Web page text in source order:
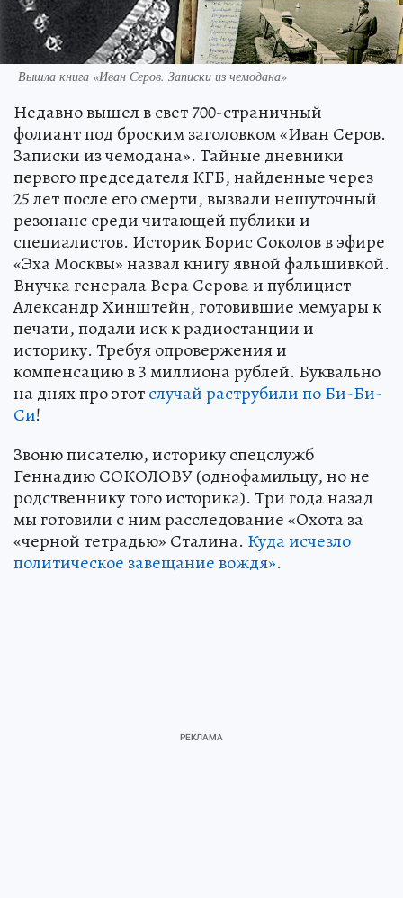
Вышла книга «Иван Серов. Записки из чемодана»
Недавно вышел в свет 700-страничный
фолиант под броским заголовком «Иван Серов.
Записки из чемодана». Тайные дневники
первого председателя КГБ, найденные через
25 лет после его смерти, вызвали нешуточный
резонанс среди читающей публики и
специалистов. Историк Борис Соколов в эфире
«Эха Москвы» назвал книгу явной фальшивкой.
Внучка генерала Вера Серова и публицист
Александр Хинштейн, готовившие мемуары к
печати, подали иск к радиостанции и
историку. Требуя опровержения и
компенсацию в 3 миллиона рублей. Буквально
на днях про этотслучай раструбили по Би-Би-
Си!
Звоню писателю, историку спецслужб
Геннадию СОКОЛОВУ (однофамильцу, но не
родственнику того историка). Три года назад
мы готовили с ним расследование «Охота за
«черной тетрадью» Сталина. Куда исчезло
политическое завещание вождя».